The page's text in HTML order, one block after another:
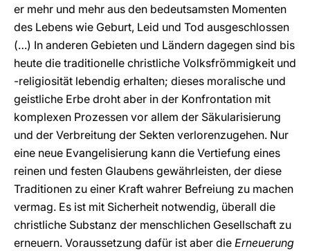
er mehr und mehr aus den bedeutsamsten Momenten
des Lebens wie Geburt, Leid und Tod ausgeschlossen
(…) In anderen Gebieten und Ländern dagegen sind bis
heute die traditionelle christliche Volksfrömmigkeit und
-religiosität lebendig erhalten; dieses moralische und
geistliche Erbe droht aber in der Konfrontation mit
komplexen Prozessen vor allem der Säkularisierung
und der Verbreitung der Sekten verlorenzugehen. Nur
eine neue Evangelisierung kann die Vertiefung eines
reinen und festen Glaubens gewährleisten, der diese
Traditionen zu einer Kraft wahrer Befreiung zu machen
vermag. Es ist mit Sicherheit notwendig, überall die
christliche Substanz der menschlichen Gesellschaft zu
erneuern. Voraussetzung dafür ist aber die Erneuerung